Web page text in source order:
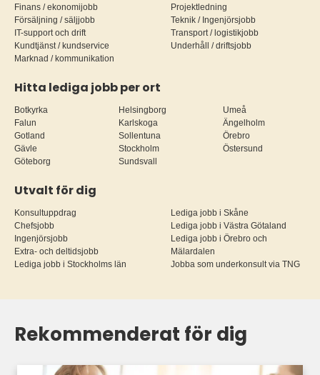
Finans / ekonomijobb
Försäljning / säljjobb
IT-support och drift
Kundtjänst / kundservice
Marknad / kommunikation
Projektledning
Teknik / Ingenjörsjobb
Transport / logistikjobb
Underhåll / driftsjobb
Hitta lediga jobb per ort
Botkyrka
Falun
Gotland
Gävle
Göteborg
Helsingborg
Karlskoga
Sollentuna
Stockholm
Sundsvall
Umeå
Ängelholm
Örebro
Östersund
Utvalt för dig
Konsultuppdrag
Chefsjobb
Ingenjörsjobb
Extra- och deltidsjobb
Lediga jobb i Stockholms län
Lediga jobb i Skåne
Lediga jobb i Västra Götaland
Lediga jobb i Örebro och
Mälardalen
Jobba som underkonsult via TNG
Rekommenderat för dig